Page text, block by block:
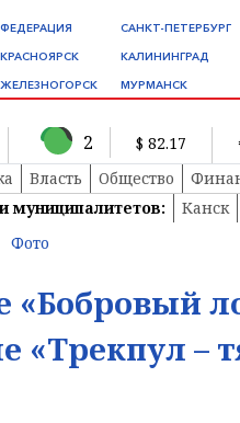
ФЕДЕРАЦИЯ
КРАСНОЯРСК
ЖЕЛЕЗНОГОРСК
САНКТ-ПЕТЕРБУРГ
КАЛИНИНГРАД
МУРМАНСК
2 $ 82.17
Власть Общество
муниципалитетов:
Канск
Фото
«Трекпул –